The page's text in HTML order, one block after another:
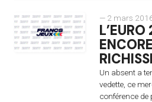
— 2 mars
Un absent a
vedette, ce
conférence